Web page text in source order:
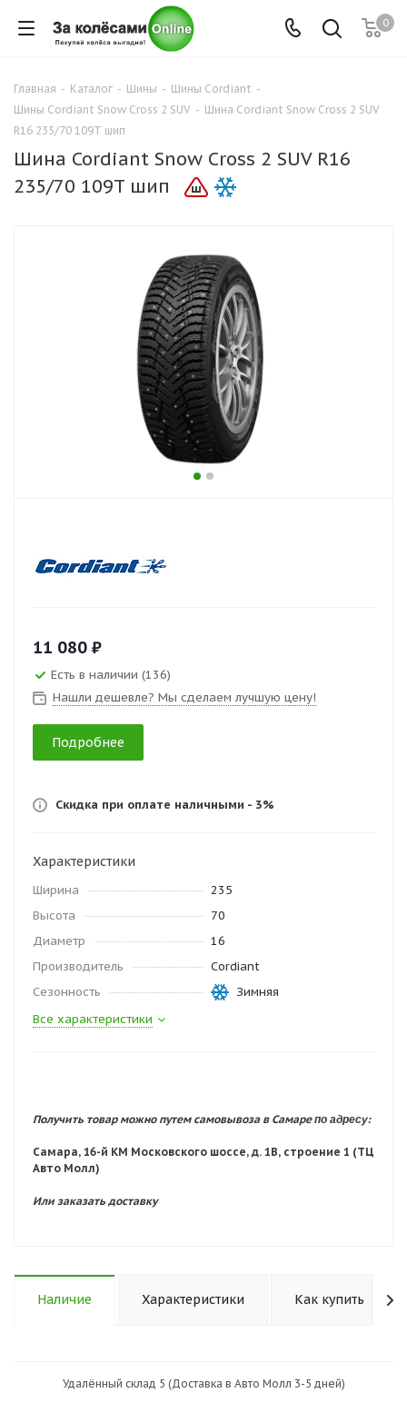
0
Главная - Каталог - Шины - Шины Cordiant -
Шины Cordiant Snow Cross 2 SUV - Шина Cordiant Snow Cross 2 SUV
R16 235/70 109T шип
Шина Cordiant Snow Cross 2 SUV R16
235/70 109T шип
11 080 ₽
Есть в наличии (136)
Нашли дешевле? Мы сделаем лучшую цену!
Подробнее
Скидка при оплате наличными - 3%
Характеристики
Ширина
235
Высота
70
Диаметр
16
Производитель
Cordiant
Сезонность
Зимняя
Все характеристики
Получить товар можно путем самовывоза в Самарепо адресу:
Самара, 16-й КМ Московского шоссе, д. 1В, строение 1 (ТЦ
Авто Молл)
Или заказать доставку
Наличие Характеристики Как купить
Удалённый склад 5 (Доставка в Авто Молл 3-5 дней)